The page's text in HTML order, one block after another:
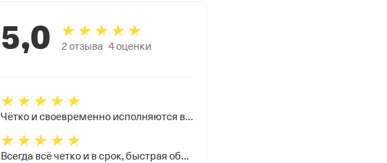
5,0 2отзыва 4оценки
Чётко и своевременно исполняются все обязательства
Всегда всё четко и в срок, быстрая обратная связь